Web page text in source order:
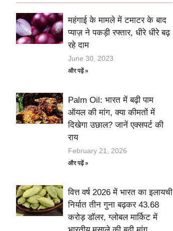
महंगाई के मामले में टमाटर के बाद
प्याज़ ने पकड़ी रफ्तार, धीरे धीरे बढ़
रहे दाम
June 30, 2023
और पढ़ें »
Palm Oil: भारत में बढ़ी पाम
ऑयल की मांग, क्या कीमतों में
दिखेगा उछाल? जानें एक्सपर्ट की
राय
February 21, 2026
और पढ़ें »
वित्त वर्ष 2026 में भारत का इलायची
निर्यात तीन गुना बढ़कर 43.68
करोड़ डॉलर, ग्लोबल मार्किट में